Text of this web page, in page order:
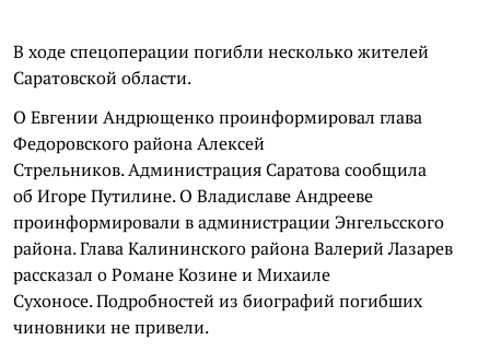
В ходе спецоперации погибли несколько жителей
Саратовской области.
О Евгении Андрющенко проинформировал глава
Федоровского района Алексей
Стрельников. Администрация Саратова сообщила
об Игоре Путилине. О Владиславе Андрееве
проинформировали в администрации Энгельсского
района. Глава Калининского района Валерий Лазарев
рассказал о Романе Козине и Михаиле
Сухоносе. Подробностей из биографий погибших
чиновники не привели.